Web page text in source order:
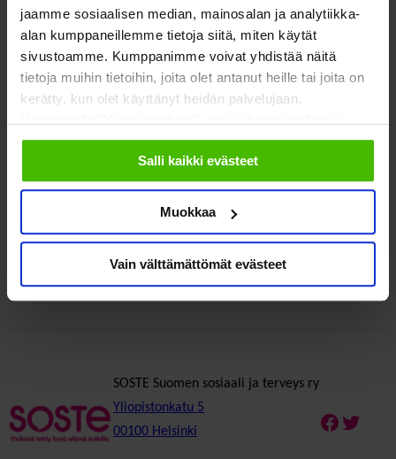
jaamme sosiaalisen median, mainosalan ja analytiikka-
alan kumppaneillemme tietoja siitä, miten käytät
sivustoamme. Kumppanimme voivat yhdistää näitä
tietoja muihin tietoihin, joita olet antanut heille tai joita on
kerätty, kun olet käyttänyt heidän palvelujaan.
evästeisiin.
Salli kaikki evästeet
Muokkaa
Vain välttämättömät evästeet
Kirsi Marttinen
erityisasiantuntija
kirsi.marttinen@soste.fi
SOSTE Suomen sosiaali ja terveys ry
Yliopistonkatu 5
00100 Helsinki